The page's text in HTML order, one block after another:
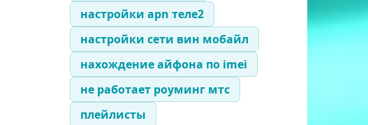
настройки apn теле2
настройки сети вин мобайл
нахождение айфона по imei
не работает роуминг мтс
плейлисты